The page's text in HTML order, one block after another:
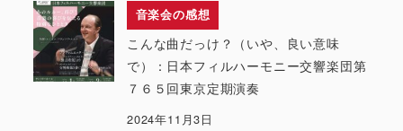
音楽会の感想
こんな曲だっけ？（いや、良い意味
で）：日本フィルハーモニー交響楽団第
７６５回東京定期演奏
2024年11月3日